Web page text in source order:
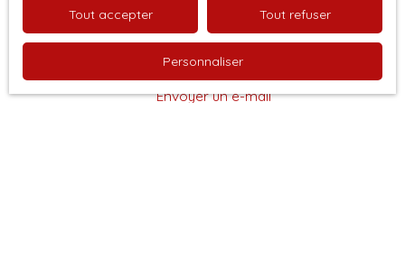
Rioz et alentours
+33 6 22 12 32 85
Envoyer un e-mail
Tout accepter Tout refuser
Personnaliser